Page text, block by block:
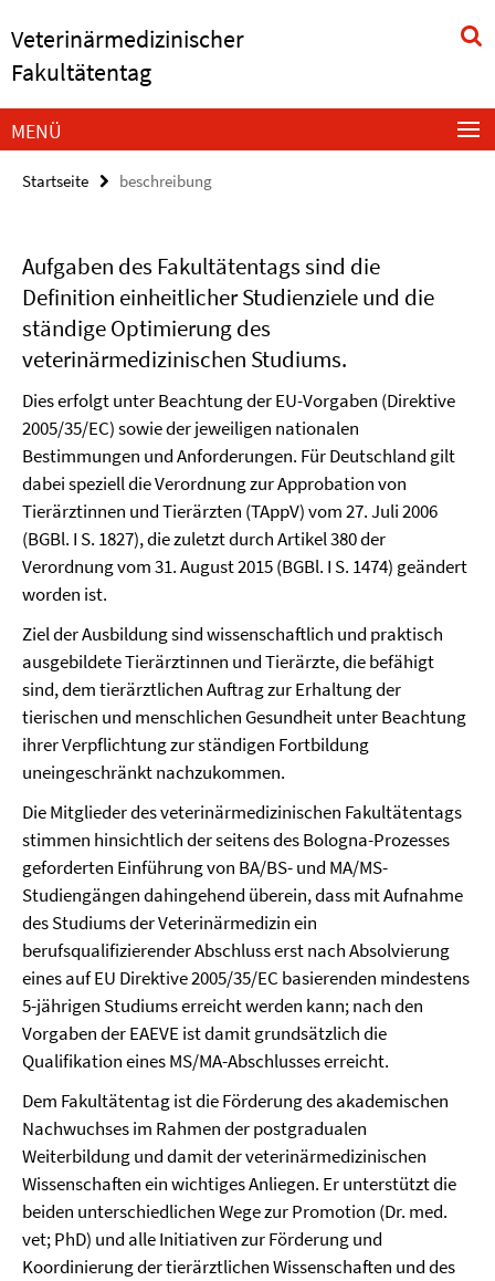
direkt
zu
Veterinärmedizinischer
Fakultätentag
Service-
Navigation
MENÜ
Startseite beschreibung
Aufgaben des Fakultätentags sind die
Definition einheitlicher Studienziele und die
ständige Optimierung des
veterinärmedizinischen Studiums.
Dies erfolgt unter Beachtung der EU-Vorgaben (Direktive
2005/35/EC) sowie der jeweiligen nationalen
Bestimmungen und Anforderungen. Für Deutschland gilt
dabei speziell die Verordnung zur Approbation von
Tierärztinnen und Tierärzten (TAppV) vom 27. Juli 2006
(BGBl. I S. 1827), die zuletzt durch Artikel 380 der
Verordnung vom 31. August 2015 (BGBl. I S. 1474) geändert
worden ist.
Ziel der Ausbildung sind wissenschaftlich und praktisch
ausgebildete Tierärztinnen und Tierärzte, die befähigt
sind, dem tierärztlichen Auftrag zur Erhaltung der
tierischen und menschlichen Gesundheit unter Beachtung
ihrer Verpflichtung zur ständigen Fortbildung
uneingeschränkt nachzukommen.
Die Mitglieder des veterinärmedizinischen Fakultätentags
stimmen hinsichtlich der seitens des Bologna-Prozesses
geforderten Einführung von BA/BS- und MA/MS-
Studiengängen dahingehend überein, dass mit Aufnahme
des Studiums der Veterinärmedizin ein
berufsqualifizierender Abschluss erst nach Absolvierung
eines auf EU Direktive 2005/35/EC basierenden mindestens
5-jährigen Studiums erreicht werden kann; nach den
Vorgaben der EAEVE ist damit grundsätzlich die
Qualifikation eines MS/MA-Abschlusses erreicht.
Dem Fakultätentag ist die Förderung des akademischen
Nachwuchses im Rahmen der postgradualen
Weiterbildung und damit der veterinärmedizinischen
Wissenschaften ein wichtiges Anliegen. Er unterstützt die
beiden unterschiedlichen Wege zur Promotion (Dr. med.
vet; PhD) und alle Initiativen zur Förderung und
Koordinierung der tierärztlichen Wissenschaften und des